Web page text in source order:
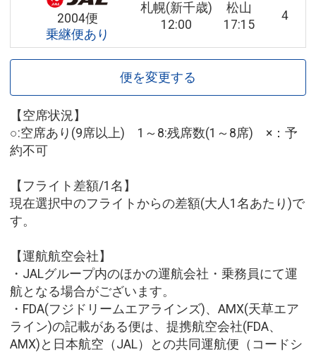
2004便
乗継便あり
札幌(新千歳)
12:00
松山
17:15
4
便を変更する
【空席状況】
○:空席あり(9席以上) 1～8:残席数(1～8席) ×：予
約不可
【フライト差額/1名】
現在選択中のフライトからの差額(大人1名あたり)で
す。
【運航航空会社】
・JALグループ内のほかの運航会社・乗務員にて運
航となる場合がございます。
・FDA(フジドリームエアラインズ)、AMX(天草エア
ライン)の記載がある便は、提携航空会社(FDA、
AMX)と日本航空（JAL）との共同運航便（コードシ